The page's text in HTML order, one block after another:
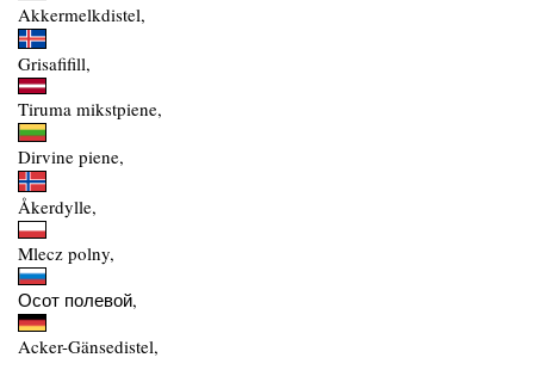
Akkermelkdistel,
Grisafifill,
Tiruma mikstpiene,
Dirvine piene,
Åkerdylle,
Mlecz polny,
Осот полевой,
Acker-Gänsedistel,